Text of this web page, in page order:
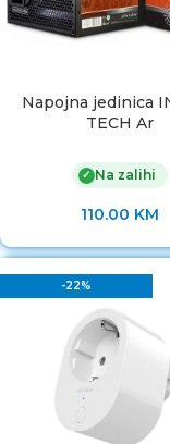
Napojna jedinica
TECH Ar
✓ Na zalihi
110.00 KM
-22%